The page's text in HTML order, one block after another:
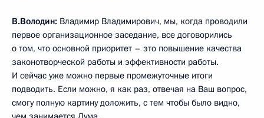
В.Володин: Владимир Владимирович, мы, когда проводили
первое организационное заседание, все договорились
о том, что основной приоритет – это повышение качества
законотворческой работы и эффективности работы.
И сейчас уже можно первые промежуточные итоги
подводить. Если можно, я как раз, отвечая на Ваш вопрос,
смогу полную картину доложить, с тем чтобы было видно,